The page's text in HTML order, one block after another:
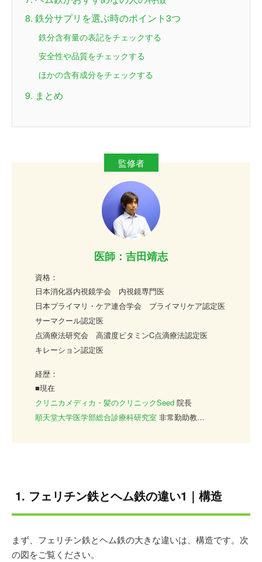
8. 鉄分サプリを選ぶ時のポイント3つ
鉄分含有量の表記をチェックする
安全性や品質をチェックする
ほかの含有成分をチェックする
9. まとめ
医師：吉田靖志
資格：
日本消化器内視鏡学会 内視鏡専門医
日本プライマリ・ケア連合学会 プライマリケア認定医
サーマクール認定医
点滴療法研究会 高濃度ビタミンC点滴療法認定医
キレーション認定医
経歴：
■現在
クリニカメディカ・髪のクリニックSeed 院長
順天堂大学医学部総合診療科研究室 非常勤助教
平成18年順天堂大学医学部附属順天堂医院総合診療科
助教
平成21年クリニカメディカ東京
平成25年
順天堂大学医学部附属順天堂医院総合診療科
非常勤助教
1. フェリチン鉄とヘム鉄の違い1｜構造
まず、フェリチン鉄とヘム鉄の大きな違いは、構造です。次
の図をご覧ください。